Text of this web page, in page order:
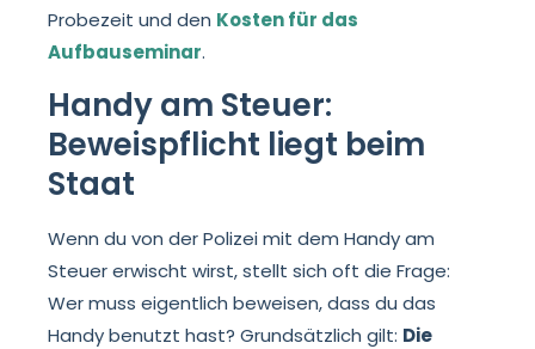
Probezeit und den Kosten für das
Aufbauseminar.
Handy am Steuer:
Beweispflicht liegt beim
Staat
Wenn du von der Polizei mit dem Handy am
Steuer erwischt wirst, stellt sich oft die Frage:
Wer muss eigentlich beweisen, dass du das
Handy benutzt hast? Grundsätzlich gilt: Die